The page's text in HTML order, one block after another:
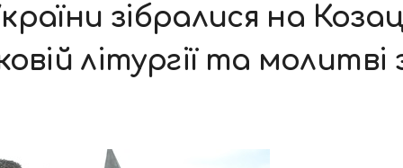
зібралися на
літургії та молитві